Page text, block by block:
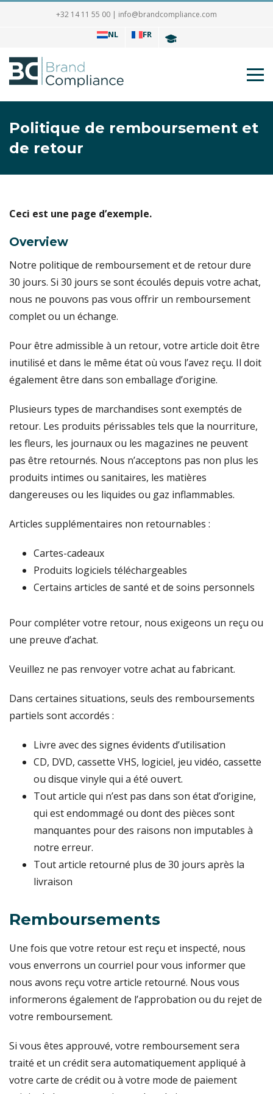
+32 14 11 55 00 | info@brandcompliance.com
NL FR
Politique de remboursement et
de retour
Ceci est une page d’exemple.
Overview
Notre politique de remboursement et de retour dure
30 jours. Si 30 jours se sont écoulés depuis votre achat,
nous ne pouvons pas vous offrir un remboursement
complet ou un échange.
Pour être admissible à un retour, votre article doit être
inutilisé et dans le même état où vous l’avez reçu. Il doit
également être dans son emballage d’origine.
Plusieurs types de marchandises sont exemptés de
retour. Les produits périssables tels que la nourriture,
les fleurs, les journaux ou les magazines ne peuvent
pas être retournés. Nous n’acceptons pas non plus les
produits intimes ou sanitaires, les matières
dangereuses ou les liquides ou gaz inflammables.
Articles supplémentaires non retournables :
Cartes-cadeaux
Produits logiciels téléchargeables
Certains articles de santé et de soins personnels
Pour compléter votre retour, nous exigeons un reçu ou
une preuve d’achat.
Veuillez ne pas renvoyer votre achat au fabricant.
Dans certaines situations, seuls des remboursements
partiels sont accordés :
Livre avec des signes évidents d’utilisation
CD, DVD, cassette VHS, logiciel, jeu vidéo, cassette
ou disque vinyle qui a été ouvert.
Tout article qui n’est pas dans son état d’origine,
qui est endommagé ou dont des pièces sont
manquantes pour des raisons non imputables à
notre erreur.
Tout article retourné plus de 30 jours après la
livraison
Remboursements
Une fois que votre retour est reçu et inspecté, nous
vous enverrons un courriel pour vous informer que
nous avons reçu votre article retourné. Nous vous
informerons également de l’approbation ou du rejet de
votre remboursement.
Si vous êtes approuvé, votre remboursement sera
traité et un crédit sera automatiquement appliqué à
votre carte de crédit ou à votre mode de paiement